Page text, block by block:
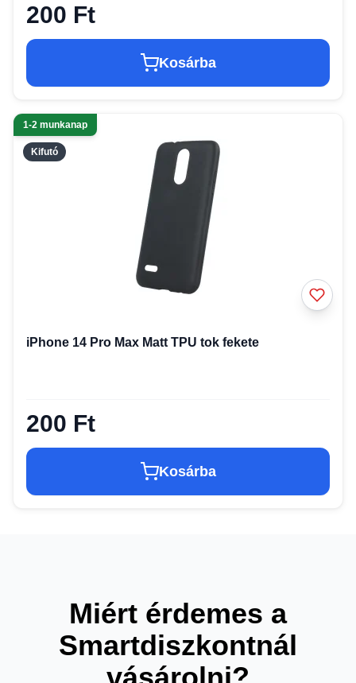
200 Ft
Kosárba
Kifutó
1-2 munkanap
iPhone 14 Pro Max Matt TPU tok fekete
200 Ft
Kosárba
Miért érdemes a
Smartdiszkontnál